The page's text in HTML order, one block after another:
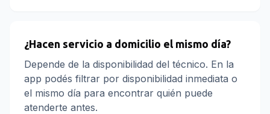
¿Hacen servicio a domicilio el mismo día?
Depende de la disponibilidad del técnico. En la
app podés filtrar por disponibilidad inmediata o
el mismo día para encontrar quién puede
atenderte antes.